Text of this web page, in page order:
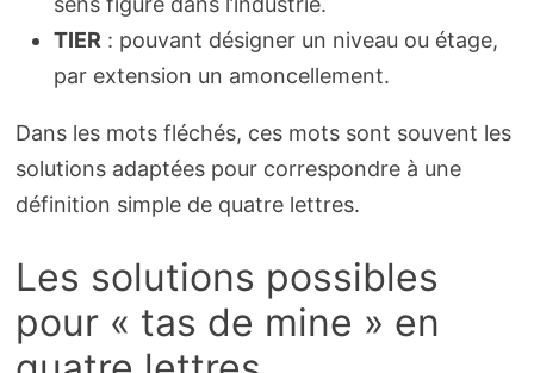
TIER : pouvant désigner un niveau ou étage,
par extension un amoncellement.
Dans les mots fléchés, ces mots sont souvent les
solutions adaptées pour correspondre à une
définition simple de quatre lettres.
Les solutions possibles
pour « tas de mine » en